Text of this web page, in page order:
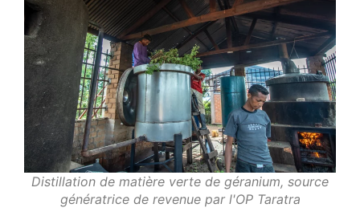
Distillation de matière verte de géranium, source
génératrice de revenue par l'OP Taratra